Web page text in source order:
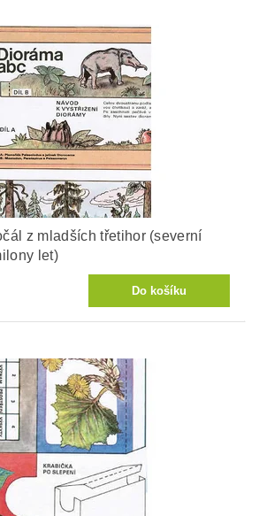
z mladších třetihor (severní
let)